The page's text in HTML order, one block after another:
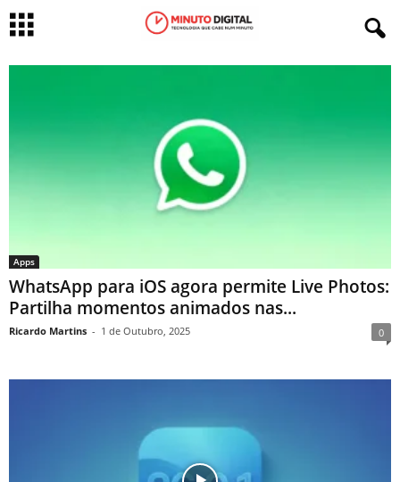
Apps
WhatsApp para iOS agora permite Live Photos:
Partilha momentos animados nas...
Ricardo Martins - 1 de Outubro, 2025 0